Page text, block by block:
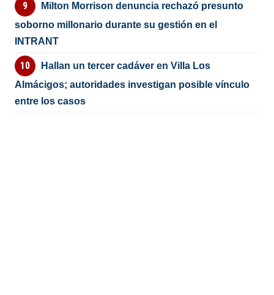
Milton Morrison denuncia rechazó presunto
soborno millonario durante su gestión en el
INTRANT
Hallan un tercer cadáver en Villa Los
Almácigos; autoridades investigan posible vínculo
entre los casos